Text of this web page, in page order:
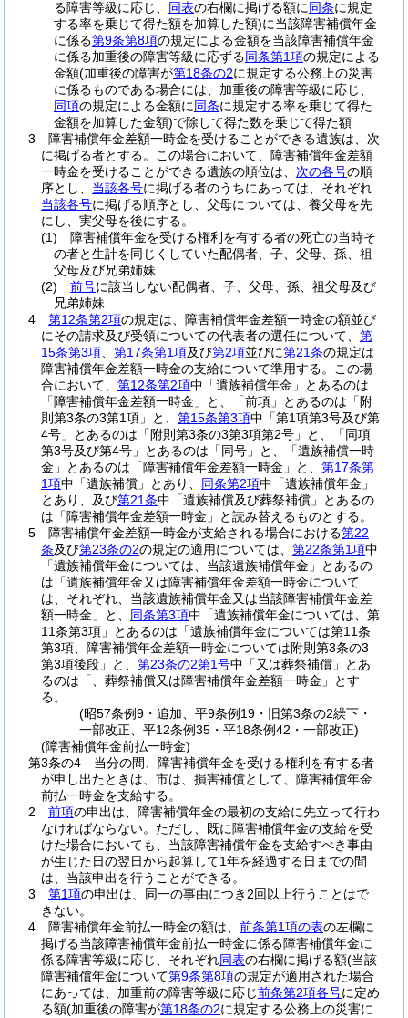
る障害等級に応じ、 同表の右欄に掲げる額に同条に規定
する率を乗じて得た額を加算した額)に当該障害補償年金
に係る第9条第8項の規定による金額を当該障害補償年金
に係る加重後の障害等級に応ずる同条第1項の規定による
金額(加重後の障害が第18条の2に規定する公務上の災害
に係るものである場合には、加重後の障害等級に応じ、
同項の規定による金額に同条に規定する率を乗じて得た
金額を加算した金額)で除して得た数を乗じて得た額
3
障害補償年金差額一時金を受けることができる遺族は、次
に掲げる者とする。
この場合において、障害補償年金差額
一時金を受けることができる遺族の順位は、 次の各号の順
序とし、 当該各号に掲げる者のうちにあっては、それぞれ
当該各号に掲げる順序とし、父母については、養父母を先
にし、実父母を後にする。
(1)
障害補償年金を受ける権利を有する者の死亡の当時そ
の者と生計を同じくしていた配偶者、子、父母、孫、祖
父母及び兄弟姉妹
(2)
前号に該当しない配偶者、子、父母、孫、祖父母及び
兄弟姉妹
4
第12条第2項の規定は、障害補償年金差額一時金の額並び
にその請求及び受領についての代表者の選任について、 第
15条第3項
第17条第1項及び第2項並びに第21条の規定は
障害補償年金差額一時金の支給について準用する。
この場
合において、 第12条第2項中「遺族補償年金」とあるのは
「障害補償年金差額一時金」と、「前項」とあるのは「附
則第3条の3第1項」と、 第15条第3項中「第1項第3号及び第
4号」とあるのは「附則第3条の3第3項第2号」と、「同項
第3号及び第4号」とあるのは「同号」と、「遺族補償一時
金」とあるのは「障害補償年金差額一時金」と、 第17条第
1項中「遺族補償」とあり、 同条第2項中「遺族補償年金」
とあり、及び第21条中「遺族補償及び葬祭補償」とあるの
は「障害補償年金差額一時金」と読み替えるものとする。
5
障害補償年金差額一時金が支給される場合における第22
条及び第23条の2の規定の適用については、 第22条第1項中
「遺族補償年金については、当該遺族補償年金」とあるの
は「遺族補償年金又は障害補償年金差額一時金について
は、それぞれ、当該遺族補償年金又は当該障害補償年金差
額一時金」と、 同条第3項中「遺族補償年金については、第
11条第3項」とあるのは「遺族補償年金については第11条
第3項、障害補償年金差額一時金については附則第3条の3
第3項後段」と、 第23条の2第1号中「又は葬祭補償」とあ
るのは「、葬祭補償又は障害補償年金差額一時金」とす
る。
(昭57条例9・追加、平9条例19・旧第3条の2繰下・
一部改正、平12条例35・平18条例42・一部改正)
(障害補償年金前払一時金)
第3条の4
当分の間、障害補償年金を受ける権利を有する者
が申し出たときは、市は、損害補償として、障害補償年金
前払一時金を支給する。
2
前項の申出は、障害補償年金の最初の支給に先立って行わ
なければならない。 ただし、既に障害補償年金の支給を受
けた場合においても、当該障害補償年金を支給すべき事由
が生じた日の翌日から起算して1年を経過する日までの間
は、当該申出を行うことができる。
3
第1項の申出は、同一の事由につき2回以上行うことはで
きない。
4
障害補償年金前払一時金の額は、 前条第1項の表の左欄に
掲げる当該障害補償年金前払一時金に係る障害補償年金に
係る障害等級に応じ、それぞれ同表の右欄に掲げる額(当該
障害補償年金について第9条第8項の規定が適用された場合
にあっては、加重前の障害等級に応じ前条第2項各号に定め
る額(加重後の障害が第18条の2に規定する公務上の災害に